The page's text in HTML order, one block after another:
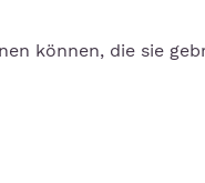
können, die sie